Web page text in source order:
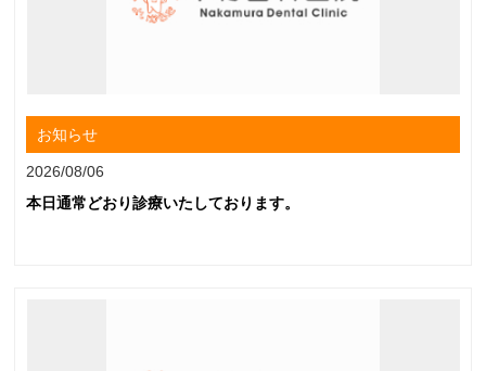
お知らせ
2026/08/06
本日通常どおり診療いたしております。